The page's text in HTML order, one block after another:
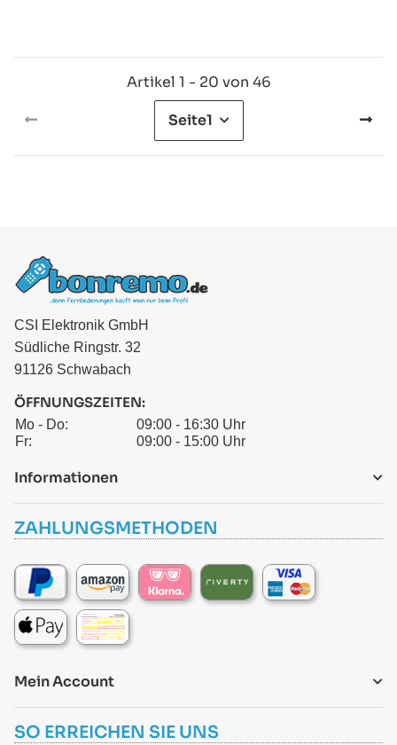
Artikel 1 - 20 von 46
Seite1
CSI Elektronik GmbH
Südliche Ringstr. 32
91126 Schwabach
ÖFFNUNGSZEITEN:
Mo - Do:
09:00 - 16:30 Uhr
Fr:
09:00 - 15:00 Uhr
Informationen
ZAHLUNGSMETHODEN
Mein Account
SO ERREICHEN SIE UNS